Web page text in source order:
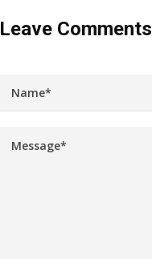
Leave Comments